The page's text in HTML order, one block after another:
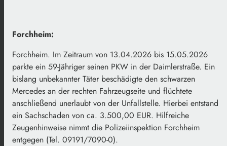
Forchheim:
Forchheim. Im Zeitraum von 13.04.2026 bis 15.05.2026
parkte ein 59-Jähriger seinen PKW in der Daimlerstraße. Ein
bislang unbekannter Täter beschädigte den schwarzen
Mercedes an der rechten Fahrzeugseite und flüchtete
anschließend unerlaubt von der Unfallstelle. Hierbei entstand
ein Sachschaden von ca. 3.500,00 EUR. Hilfreiche
Zeugenhinweise nimmt die Polizeiinspektion Forchheim
entgegen (Tel. 09191/7090-0).